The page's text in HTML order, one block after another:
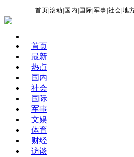
首页 |滚动 国内 国际 |军事 |社会 |地
首页
最新
热点
国内
社会
国际
军事
文娱
体育
财经
访谈